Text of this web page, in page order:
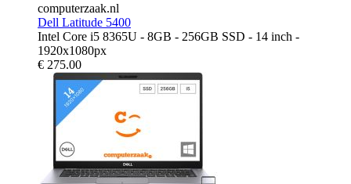
computerzaak.nl
Dell Latitude 5400
Intel Core i5 8365U - 8GB - 256GB SSD - 14 inch -
1920x1080px
€ 275.00